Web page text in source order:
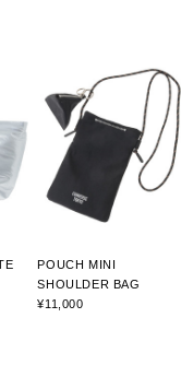
POUCH MINI
SHOULDER BAG
¥11,000